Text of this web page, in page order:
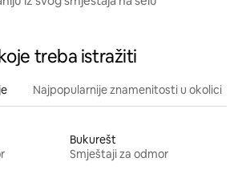
treba istražiti
Najpopularnije znamenitosti u okolici
Bukurešt
Smještaji za odmor